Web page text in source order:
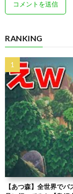
RANKING
【あつ森】全世界で